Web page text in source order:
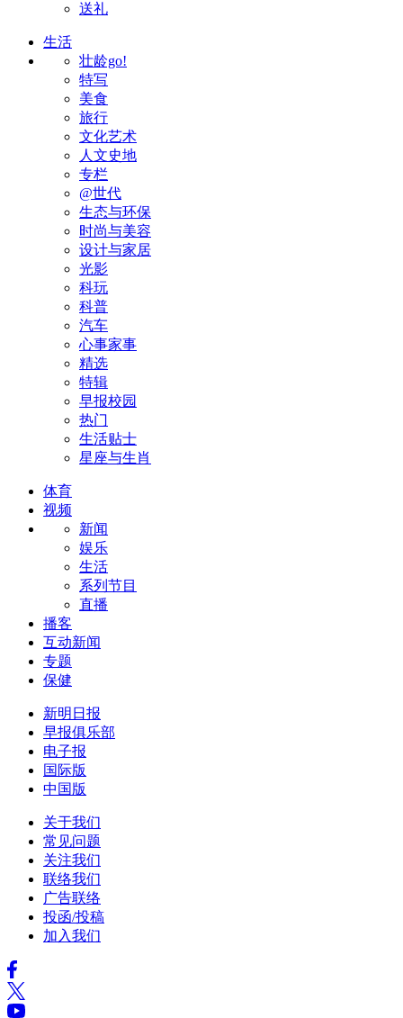
送礼
生活
壮龄go!
特写
美食
旅行
文化艺术
人文史地
专栏
@世代
生态与环保
时尚与美容
设计与家居
光影
科玩
科普
汽车
心事家事
精选
特辑
早报校园
热门
生活贴士
星座与生肖
体育
视频
新闻
娱乐
生活
系列节目
直播
播客
互动新闻
专题
保健
新明日报
早报俱乐部
电子报
国际版
中国版
关于我们
常见问题
关注我们
联络我们
广告联络
投函/投稿
加入我们